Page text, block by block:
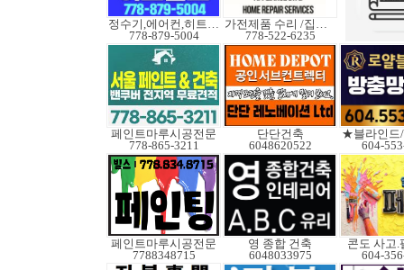
정수기,에어컨,히트펌프
778-879-5004
가전제품 수리 /집수리
778-522-6235
페인트마루시공전문
778-865-3211
단단건축
6048620522
★블라인
604-
페인트마루시공전문
7788348715
영 종합 건축
6048033975
콘도 사고.
604-